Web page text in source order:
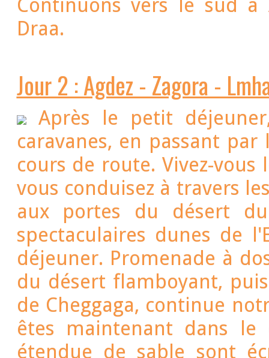
Continuons vers le sud
Draa.
Jour 2 : Agdez - Zagora -
Après le petit
caravanes, en passant par les villages sahariens et
cours de route. Vivez-vous le mode de vie locale pendant que
vous conduisez à travers
aux portes du désert
spectaculaires dunes de
déjeuner. Promenade à dos de chameaux à travers les sables
du désert flamboyant,
de Cheggaga, continue
êtes maintenant dans
étendue de sable sont